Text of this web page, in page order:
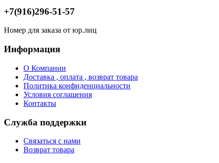
+7(916)296-51-57
Номер для заказа от юр.лиц
Информация
О Компании
Доставка , оплата , возврат товара
Политика конфиденциальности
Условия соглашения
Контакты
Служба поддержки
Связаться с нами
Возврат товара